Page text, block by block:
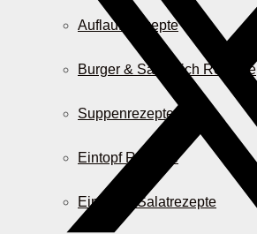
Auflauf Rezepte
Burger & Sandwich Rezepte
Suppenrezepte
Eintopf Rezepte
Einfache Salatrezepte